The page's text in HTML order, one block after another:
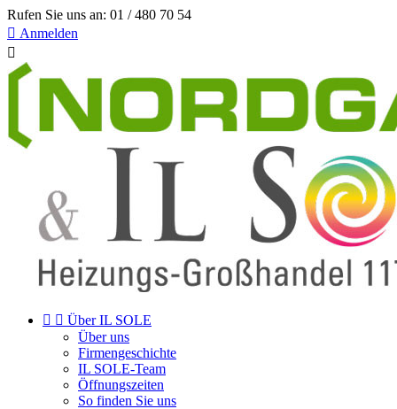
Rufen Sie uns an: 01 / 480 70 54
 Anmelden

  Über IL SOLE
Über uns
Firmengeschichte
IL SOLE-Team
Öffnungszeiten
So finden Sie uns